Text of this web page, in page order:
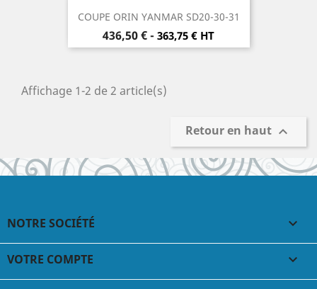
COUPE ORIN YANMAR SD20-30-31
Prix
436,50 €- 363,75 € HT
Affichage 1-2 de 2 article(s)
Retour en haut 
NOTRE SOCIÉTÉ 
VOTRE COMPTE 